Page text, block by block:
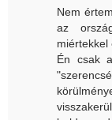
Nem
az
miértekkel
Én csak